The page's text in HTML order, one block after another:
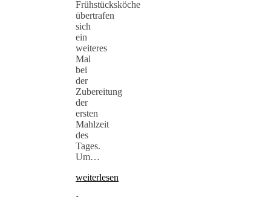
Frühstücksköche
übertrafen
sich
ein
weiteres
Mal
bei
der
Zubereitung
der
ersten
Mahlzeit
des
Tages.
Um…
weiterlesen